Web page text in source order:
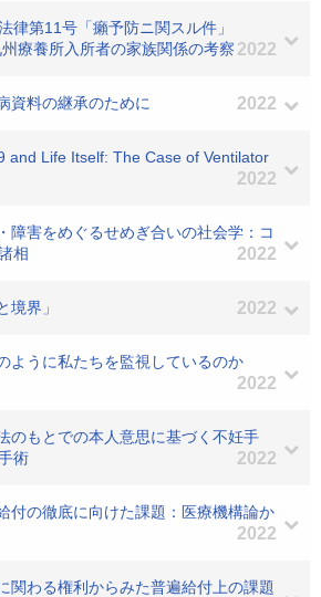
律第11号「癩予防ニ関スル件」
州療養所入所者の家族関係の考察 2022
資料の継承のために 2022
and Life Itself: The Case of Ventilator
2022
障害をめぐるせめぎ合いの社会学：コ
相
2022
境界」 2022
ように私たちを監視しているのか
2022
のもとでの本人意思に基づく不妊手
術
2022
付の徹底に向けた課題：医療機構論か
2022
関わる権利からみた普遍給付上の課題